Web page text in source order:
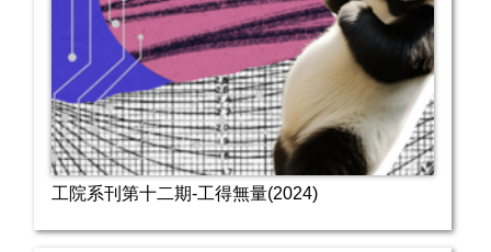
工院系刊第十二期-工得無量(2024)